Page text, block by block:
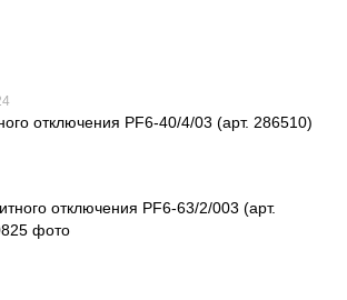
отключения PF6-40/4/03 (арт. 286510)